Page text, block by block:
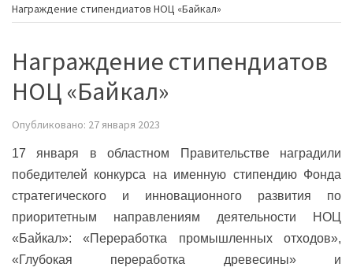
Награждение стипендиатов НОЦ «Байкал»
Награждение стипендиатов
НОЦ «Байкал»
Опубликовано: 27 января 2023
17 января в областном Правительстве наградили
победителей конкурса на именную стипендию Фонда
стратегического и инновационного развития по
приоритетным направлениям деятельности НОЦ
«Байкал»: «Переработка промышленных отходов»,
«Глубокая переработка древесины» и